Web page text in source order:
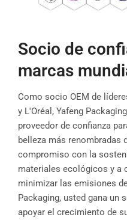
Socio de
marcas
Como socio OEM de
y L'Oréal, Yafeng
proveedor de confianza
belleza más renombradas
compromiso con la
materiales ecológicos y a
minimizar las emisiones
Packaging, usted gana un
apoyar el crecimiento de